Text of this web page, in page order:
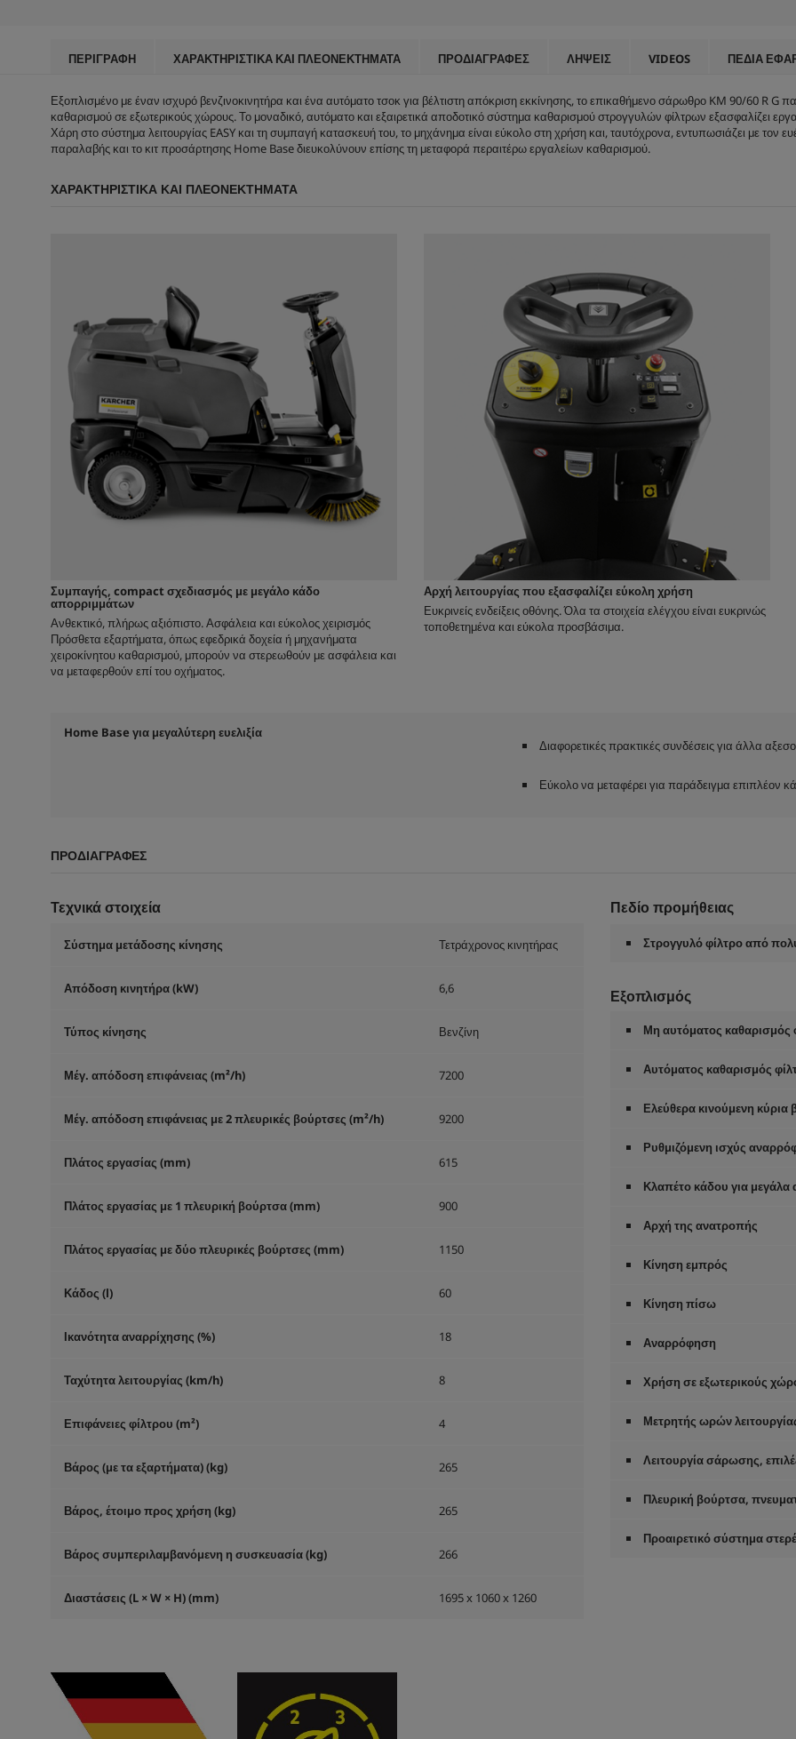
e
ΠΕΡΙΓΡΑΦΉ ΧΑΡΑΚΤΗΡΙΣΤΙΚΆ ΚΑΙ ΠΛΕΟΝΕΚΤΉΜΑΤΑ ΠΡΟΔΙΑΓΡΑΦΈΣ ΛΉΨΕΙΣ VIDEOS ΠΕΔΊΑ
Εξοπλισμένο με έναν ισχυρό βενζινοκινητήρα και ένα αυτόματο τσοκ για βέλτιστη απόκριση εκκίνησης, το επικαθήμενο σάρωθρο KM 90/60 R G
καθαρισμού σε εξωτερικούς χώρους. Το μοναδικό, αυτόματο και εξαιρετικά αποδοτικό σύστημα καθαρισμού στρογγυλών φίλτρων εξασφαλίζει
Χάρη στο σύστημα λειτουργίας EASY και τη συμπαγή κατασκευή του, το μηχάνημα είναι εύκολο στη χρήση και, ταυτόχρονα, εντυπωσιάζει με τον
παραλαβής και το κιτ προσάρτησης Home Base διευκολύνουν επίσης τη μεταφορά περαιτέρω εργαλείων καθαρισμού.
ΧΑΡΑΚΤΗΡΙΣΤΙΚΆ ΚΑΙ ΠΛΕΟΝΕΚΤΉΜΑΤΑ
Συμπαγής, compact σχεδιασμός με μεγάλο κάδο
απορριμμάτων
Ανθεκτικό, πλήρως αξιόπιστο. Ασφάλεια και εύκολος χειρισμός
Πρόσθετα εξαρτήματα, όπως εφεδρικά δοχεία ή μηχανήματα
χειροκίνητου καθαρισμού, μπορούν να στερεωθούν με ασφάλεια και
να μεταφερθούν επί του οχήματος.
Αρχή λειτουργίας που εξασφαλίζει εύκολη χρήση
Ευκρινείς ενδείξεις οθόνης. Όλα τα στοιχεία ελέγχου είναι ευκρινώς
τοποθετημένα και εύκολα προσβάσιμα.
Home Base για μεγαλύτερη ευελιξία
Διαφορετικές πρακτικές συνδέσεις για άλλα
Εύκολο να μεταφέρει για παράδειγμα επιπλέον
ΠΡΟΔΙΑΓΡΑΦΈΣ
Τεχνικά στοιχεία
Σύστημα μετάδοσης κίνησης Τετράχρονος κινητήρας
Απόδοση κινητήρα (kW) 6,6
Τύπος κίνησης Βενζίνη
Μέγ. απόδοση επιφάνειας (m²/h) 7200
Μέγ. απόδοση επιφάνειας με 2 πλευρικές βούρτσες (m²/h) 9200
Πλάτος εργασίας (mm) 615
Πλάτος εργασίας με 1 πλευρική βούρτσα (mm) 900
Πλάτος εργασίας με δύο πλευρικές βούρτσες (mm) 1150
Κάδος (l) 60
Ικανότητα αναρρίχησης (%) 18
Ταχύτητα λειτουργίας (km/h) 8
Επιφάνειες φίλτρου (m²) 4
Βάρος (με τα εξαρτήματα) (kg) 265
Βάρος, έτοιμο προς χρήση (kg) 265
Βάρος συμπεριλαμβανόμενη η συσκευασία (kg) 266
Διαστάσεις (L × W × H) (mm) 1695 x 1060 x 1260
Πεδίο προμήθειας
Στρογγυλό φίλτρο από
Εξοπλισμός
Μη αυτόματος καθαρισμός
Αυτόματος καθαρισμός
Ελεύθερα κινούμενη κύρια
Ρυθμιζόμενη ισχύς
Κλαπέτο κάδου για μεγάλα
Αρχή της ανατροπής
Κίνηση εμπρός
Κίνηση πίσω
Αναρρόφηση
Χρήση σε εξωτερικούς
Μετρητής ωρών
Λειτουργία σάρωσης,
Πλευρική βούρτσα,
Προαιρετικό σύστημα